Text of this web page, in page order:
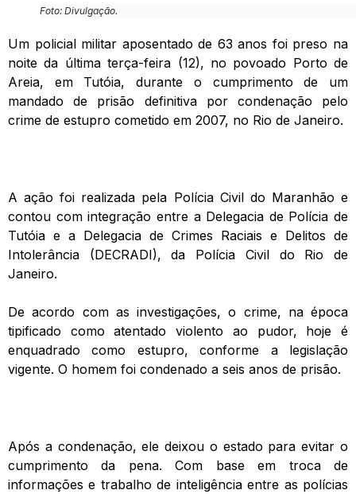
Foto: Divulgação.
Um policial militar aposentado de 63 anos foi preso na
noite da última terça-feira (12), no povoado Porto de
Areia, em Tutóia, durante o cumprimento de um
mandado de prisão definitiva por condenação pelo
crime de estupro cometido em 2007, no Rio de Janeiro.
A ação foi realizada pela Polícia Civil do Maranhão e
contou com integração entre a Delegacia de Polícia de
Tutóia e a Delegacia de Crimes Raciais e Delitos de
Intolerância (DECRADI), da Polícia Civil do Rio de
Janeiro.
De acordo com as investigações, o crime, na época
tipificado como atentado violento ao pudor, hoje é
enquadrado como estupro, conforme a legislação
vigente. O homem foi condenado a seis anos de prisão.
Após a condenação, ele deixou o estado para evitar o
cumprimento da pena. Com base em troca de
informações e trabalho de inteligência entre as polícias